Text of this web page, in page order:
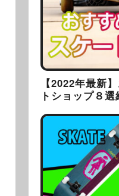
【2022年最新
トショップ８選